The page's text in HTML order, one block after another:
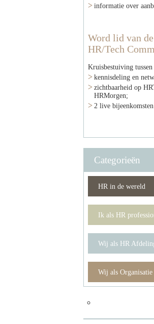
informatie over
Word lid van de
HR/Tech
Kruisbestuiving
kennisdeling en
zichtbaarheid op
HRMorgen;
2 live
Categorieën
HR in de wereld
Ik als HR
Wij als HR
Wij als Organisatie